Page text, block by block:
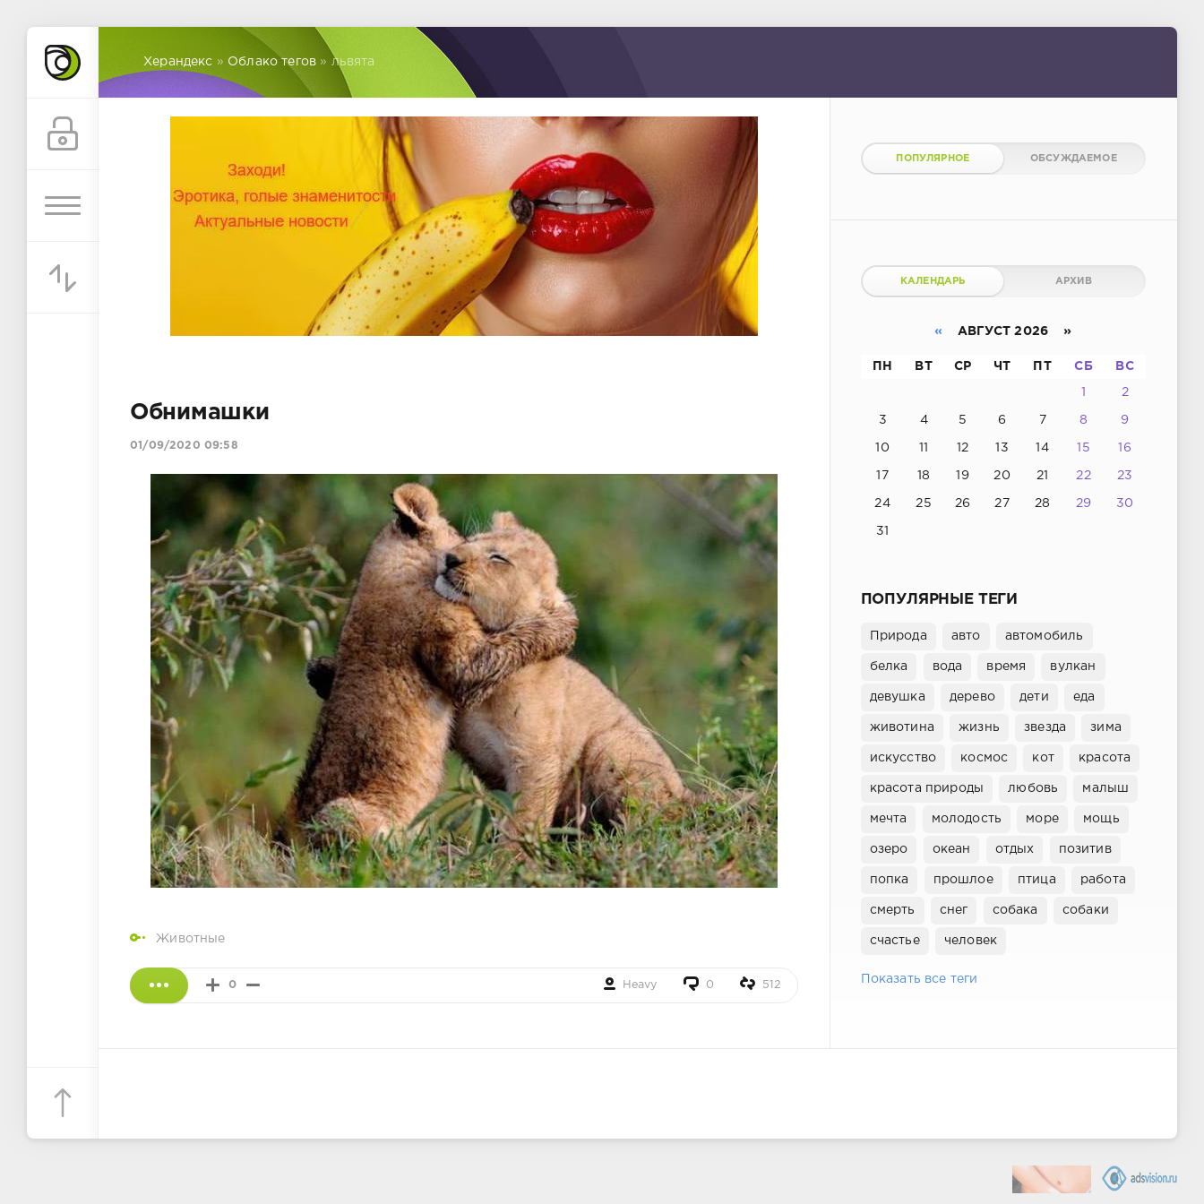
Херандекс » Облако тегов » львята
Обнимашки
01/09/2020 09:58
Животные
0 Heavy 0 512
ПОПУЛЯРНОЕ ОБСУЖДАЕМОЕ
КАЛЕНДАРЬ АРХИВ
« АВГУСТ 2026 »
ПН ВТ СР ЧТ ПТ СБ ВС
1 2
3 4 5 6 7 8 9
10 11 12 13 14 15 16
17 18 19 20 21 22 23
24 25 26 27 28 29 30
31
ПОПУЛЯРНЫЕ ТЕГИ
Природа авто автомобиль
белка вода время вулкан
девушка дерево дети еда
животина жизнь звезда зима
искусство космос кот красота
красота природы любовь малыш
мечта молодость море мощь
озеро океан отдых позитив
попка прошлое птица работа
смерть снег собака собаки
счастье человек
Показать все теги